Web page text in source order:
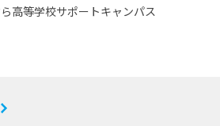
高等学校サポートキャンパス